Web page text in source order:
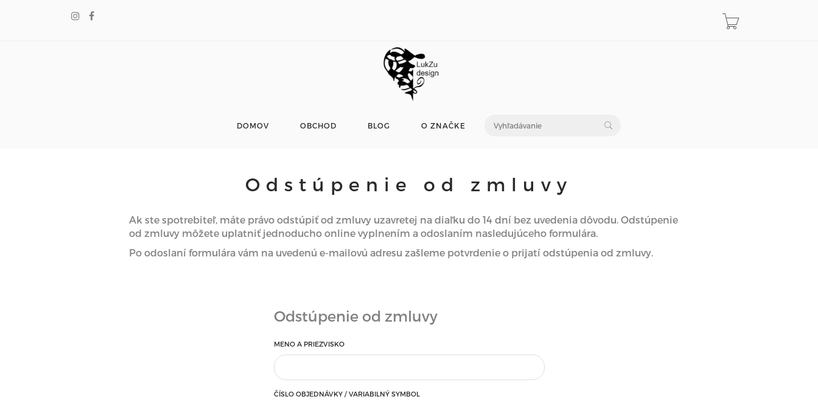
DOMOV OBCHOD BLOG O ZNAČKE
Odstúpenie od zmluvy
Ak ste spotrebiteľ, máte právo odstúpiť od zmluvy uzavretej na diaľku do 14 dní bez uvedenia dôvodu. Odstúpenie
od zmluvy môžete uplatniť jednoducho online vyplnením a odoslaním nasledujúceho formulára.
Po odoslaní formulára vám na uvedenú e-mailovú adresu zašleme potvrdenie o prijatí odstúpenia od zmluvy.
Odstúpenie od zmluvy
MENO A PRIEZVISKO
ČÍSLO OBJEDNÁVKY / VARIABILNÝ SYMBOL